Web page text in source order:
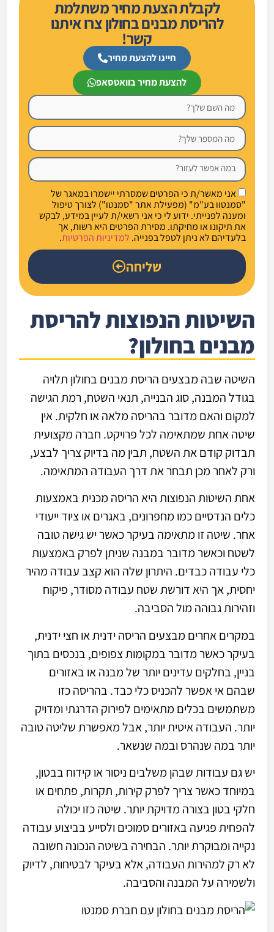
לקבלת הצעת מחיר משתלמת
להריסת מבנים בחולון צרו איתנו
קשר!
חייגו להצעת מחיר
להצעת מחיר בוואטסאפ
אני מאשר/ת כי הפרטים שמסרתי יישמרו במאגר של
"סמנטוו בע"מ" (מפעילת אתר "סמנטו") לצורך טיפול
ומענה לפנייתי. ידוע לי כי אני רשאי/ת לעיין במידע, לבקש
את תיקונו או מחיקתו. מסירת הפרטים היא רשות, אך
בלעדיהם לא ניתן לטפל בפנייה. למדיניות הפרטיות.
שליחה
השיטות הנפוצות להריסת
מבנים בחולון?
השיטה שבה מבצעים הריסת מבנים בחולון תלויה
בגודל המבנה, סוג הבנייה, תנאי השטח, רמת הגישה
למקום והאם מדובר בהריסה מלאה או חלקית. אין
שיטה אחת שמתאימה לכל פרויקט. חברה מקצועית
תבדוק קודם את השטח, תבין מה בדיוק צריך לבצע,
ורק לאחר מכן תבחר את דרך העבודה המתאימה.
אחת השיטות הנפוצות היא הריסה מכנית באמצעות
כלים הנדסיים כמו מחפרונים, באגרים או ציוד ייעודי
אחר. שיטה זו מתאימה בעיקר כאשר יש גישה טובה
לשטח וכאשר מדובר במבנה שניתן לפרק באמצעות
כלי עבודה כבדים. היתרון שלה הוא קצב עבודה מהיר
יחסית, אך היא דורשת שטח עבודה מסודר, פיקוח
וזהירות גבוהה מול הסביבה.
במקרים אחרים מבצעים הריסה ידנית או חצי ידנית,
בעיקר כאשר מדובר במקומות צפופים, בנכסים בתוך
בניין, בחלקים עדינים יותר של מבנה או באזורים
שבהם אי אפשר להכניס כלי כבד. בהריסה כזו
משתמשים בכלים מתאימים לפירוק הדרגתי ומדויק
יותר. העבודה איטית יותר, אבל מאפשרת שליטה טובה
יותר במה שנהרס ובמה שנשאר.
יש גם עבודות שבהן משלבים ניסור או קידוח בבטון,
במיוחד כאשר צריך לפרק קירות, תקרות, פתחים או
חלקי בטון בצורה מדויקת יותר. שיטה כזו יכולה
להפחית פגיעה באזורים סמוכים ולסייע בביצוע עבודה
נקייה ומבוקרת יותר. הבחירה בשיטה הנכונה חשובה
לא רק למהירות העבודה, אלא בעיקר לבטיחות, לדיוק
ולשמירה על המבנה והסביבה.